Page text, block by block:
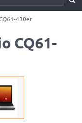
430er
CQ61-